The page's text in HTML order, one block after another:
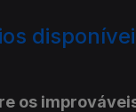
os